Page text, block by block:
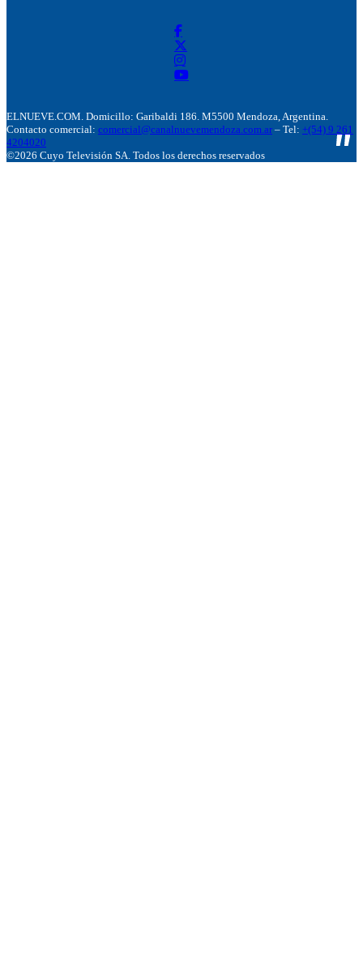
ELNUEVE.COM. Domicillo: Garibaldi 186. M5500 Mendoza, Argentina.
Contacto comercial: comercial@canalnuevemendoza.com.ar – Tel: +(54) 9 261
4204020
©2026 Cuyo Televisión SA. Todos los derechos reservados